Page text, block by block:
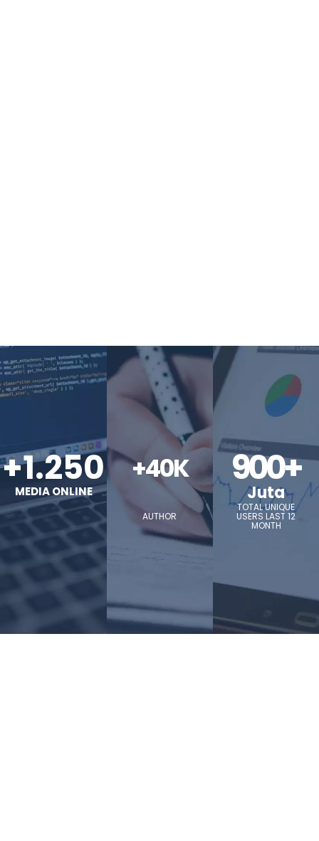
+1.250
MEDIA ONLINE
+40K
AUTHOR
900+
Juta
TOTAL UNIQUE
USERS LAST 12
MONTH